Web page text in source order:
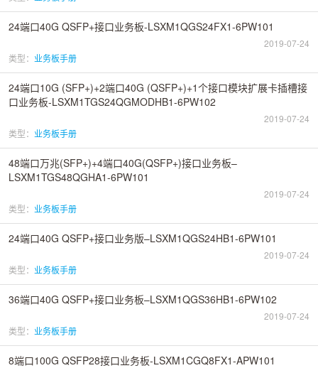
24端口40G QSFP+接口业务板-LSXM1QGS24FX1-6PW101
2019-07-24
类型： 业务板手册
24端口10G (SFP+)+2端口40G (QSFP+)+1个接口模块扩展卡插槽接
口业务板-LSXM1TGS24QGMODHB1-6PW102
2019-07-24
类型： 业务板手册
48端口万兆(SFP+)+4端口40G(QSFP+)接口业务板–
LSXM1TGS48QGHA1-6PW101
2019-07-24
类型： 业务板手册
24端口40G QSFP+接口业务版–LSXM1QGS24HB1-6PW101
2019-07-24
类型： 业务板手册
36端口40G QSFP+接口业务板–LSXM1QGS36HB1-6PW102
2019-07-24
类型： 业务板手册
8端口100G QSFP28接口业务板-LSXM1CGQ8FX1-APW101